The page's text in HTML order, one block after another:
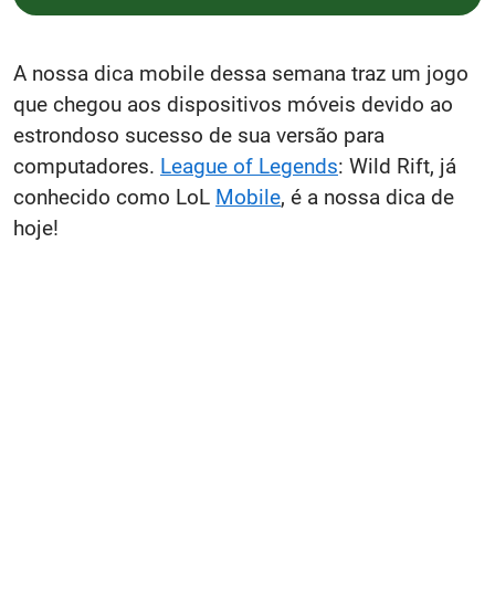
A nossa dica mobile dessa semana traz um jogo
que chegou aos dispositivos móveis devido ao
estrondoso sucesso de sua versão para
computadores. League of Legends: Wild Rift, já
conhecido como LoL Mobile, é a nossa dica de
hoje!